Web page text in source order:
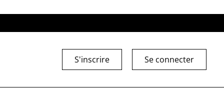
S'inscrire Se connecter